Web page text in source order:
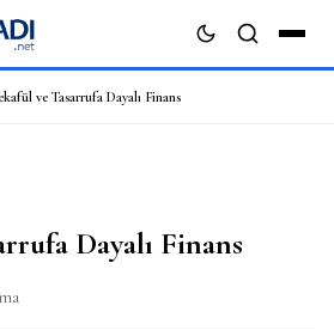
ve Tasarrufa Dayalı Finans
Dayalı Finans